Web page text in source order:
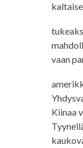
vaan
Kiinaa